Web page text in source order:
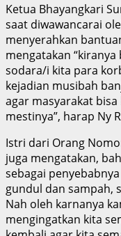
Ketua Bhayangkari
saat diwawancarai
menyerahkan
mengatakan
sodara/i kita para
kejadian musibah
agar masyarakat
mestinya”, harap Ny
Istri dari Orang
juga mengatakan,
sebagai
gundul dan sampah,
Nah oleh karnanya
mengingatkan kita